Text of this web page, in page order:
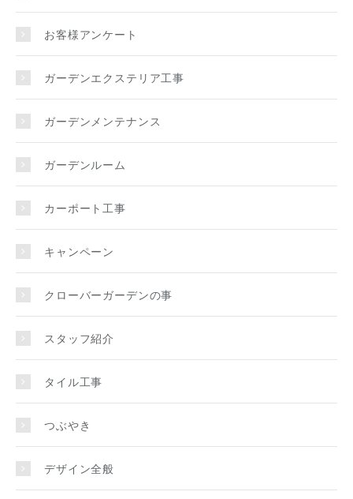
お客様アンケート
ガーデンエクステリア工事
ガーデンメンテナンス
ガーデンルーム
カーポート工事
キャンペーン
クローバーガーデンの事
スタッフ紹介
タイル工事
つぶやき
デザイン全般